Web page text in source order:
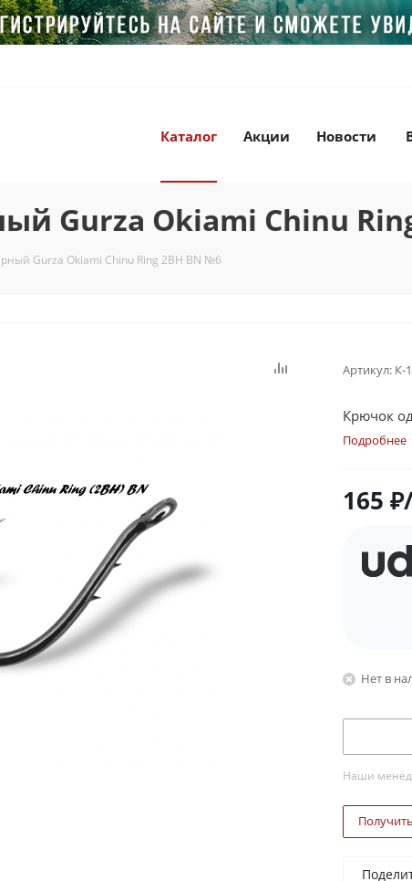
Каталог Акции Новости
Gurza Okiami Chinu
Gurza Okiami Chinu Ring 2BH BN №6
Артикул: К-
Крючок
Подробнее
165 ₽
Нет в
Наши